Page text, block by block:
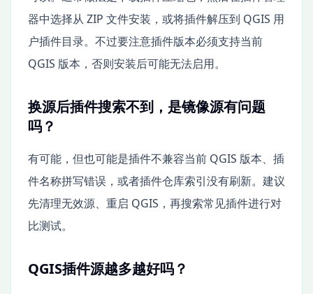
器中选择从 ZIP 文件安装，或将插件解压到 QGIS 用
户插件目录。不过要注意插件版本必须支持当前
QGIS 版本，否则安装后可能无法启用。
换源后插件搜索不到，是镜像源有问题
吗？
有可能，但也可能是插件不兼容当前 QGIS 版本、插
件名称拼写错误，或者插件仓库索引没有刷新。建议
先清理无效源、重启 QGIS，再搜索常见插件进行对
比测试。
QGIS插件源越多越好吗？